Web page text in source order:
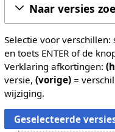
Naar versies
Selectie voor
en toets ENTER of de
Verklaring afkortingen:
versie, (vorige)=
wijziging.